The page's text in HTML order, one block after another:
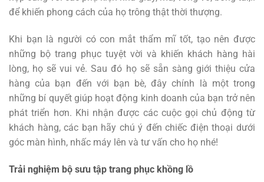
để khiến phong cách của họ trông thật thời thượng.
Khi bạn là người có con mắt thẩm mĩ tốt, tạo nên được
những bộ trang phục tuyệt vời và khiến khách hàng hài
lòng, họ sẽ vui vẻ. Sau đó họ sẽ sẵn sàng giới thiệu cửa
hàng của bạn đến với bạn bè, đây chính là một trong
những bí quyết giúp hoạt động kinh doanh của bạn trở nên
phát triển hơn. Khi nhận được các cuộc gọi chủ động từ
khách hàng, các bạn hãy chú ý đến chiếc điện thoại dưới
góc màn hình, nhấc máy lên và tư vấn cho họ nhé!
Trải nghiệm bộ sưu tập trang phục khồng lồ